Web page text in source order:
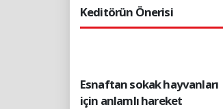
Keditörün Önerisi
Esnaftan sokak hayvanları
için anlamlı hareket